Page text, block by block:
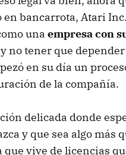
en bancarrota, Atari
una empresa con
y no tener que depender
en su día un
de la compañía.
delicada donde
y que sea algo más
que vive de licencias